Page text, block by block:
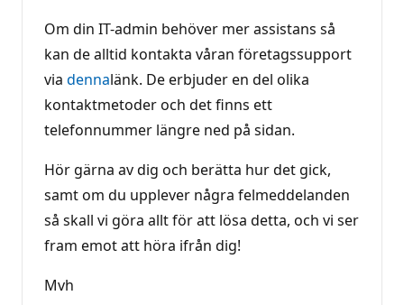
Om din IT-admin behöver mer assistans så
kan de alltid kontakta våran företagssupport
via dennalänk. De erbjuder en del olika
kontaktmetoder och det finns ett
telefonnummer längre ned på sidan.
Hör gärna av dig och berätta hur det gick,
samt om du upplever några felmeddelanden
så skall vi göra allt för att lösa detta, och vi ser
fram emot att höra ifrån dig!
Mvh